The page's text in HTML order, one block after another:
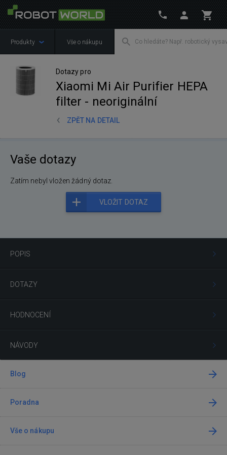
Produkty Vše o nákupu
Dotazy pro
Xiaomi Mi Air Purifier HEPA
filter - neoriginální
ZPĚT NA DETAIL
POPIS
DOTAZY
HODNOCENÍ
NÁVODY
Vaše dotazy
Zatím nebyl vložen žádný dotaz.
VLOŽIT DOTAZ
Blog
Poradna
Vše o nákupu